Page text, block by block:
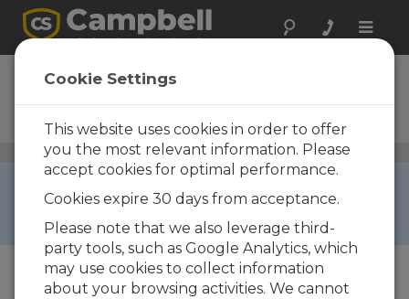
Toggle
HC2S3
Capteur de température et
d'humidité relative
Température et humidité relative de l'air/ HC2S3
RETIRED ›
This product is not available for new orders. We
recommend ordering:EE181.
Cookie Settings
This website uses cookies in order to offer
you the most relevant information. Please
accept cookies for optimal performance.
Cookies expire 30 days from acceptance.
Please note that we also leverage third-
party tools, such as Google Analytics, which
may use cookies to collect information
about your browsing activities. We cannot